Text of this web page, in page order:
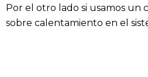
Por el otro lado si usamos un
sobre calentamiento en el